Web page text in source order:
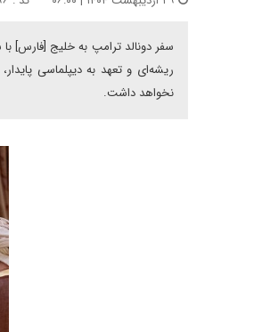
سفر دونالد ترامپ به خلیج [فارس]
ریشه‌ای و تعهد به دیپلماسی
نخواهد داشت.